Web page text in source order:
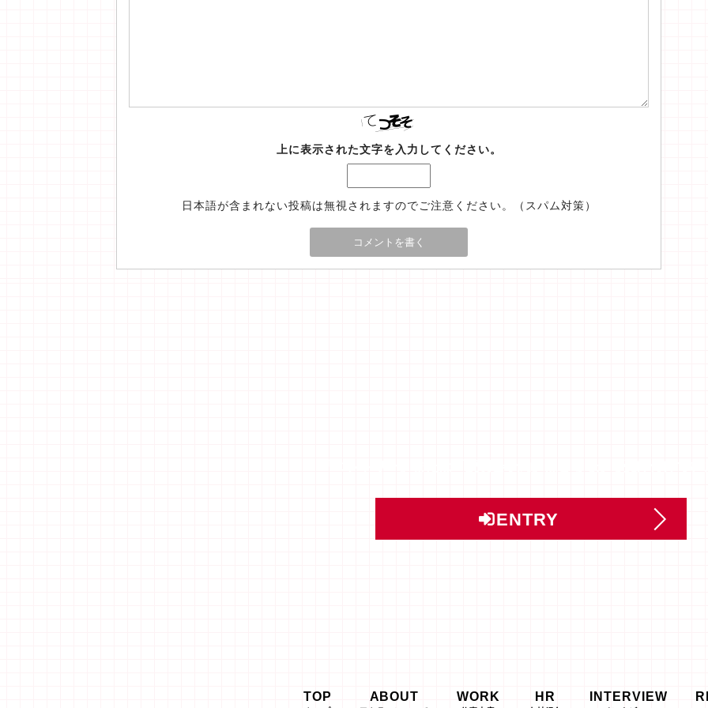
上に表示された文字を入力してください。
日本語が含まれない投稿は無視されますのでご注意ください。（スパム対策）
ENTRY
TOP ABOUT WORK HR INTERVIEW